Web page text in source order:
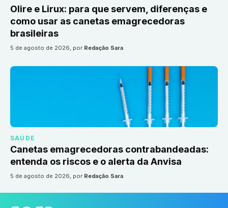
Olire e Lirux: para que servem, diferenças e
como usar as canetas emagrecedoras
brasileiras
5 de agosto de 2026, por Redação Sara
SAÚDE
Canetas emagrecedoras contrabandeadas:
entenda os riscos e o alerta da Anvisa
5 de agosto de 2026, por Redação Sara